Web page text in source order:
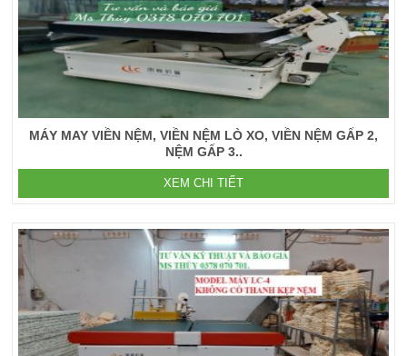
MÁY MAY VIỀN NỆM, VIỀN NỆM LÒ XO, VIỀN NỆM GẤP 2,
NỆM GẤP 3..
XEM CHI TIẾT